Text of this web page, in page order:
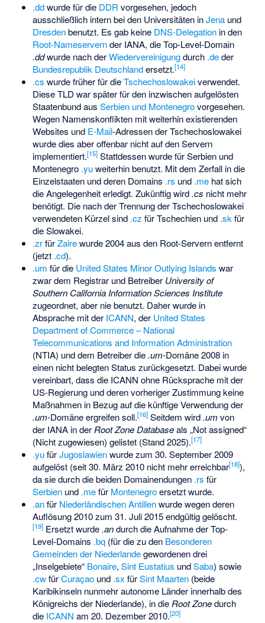
.ddwurde für die DDR vorgesehen, jedoch
ausschließlich intern bei den Universitäten inJenaund
Dresdenbenutzt. Es gab keine DNS-Delegationin den
Root-Nameservernder IANA, die Top-Level-Domain
.ddwurde nach derWiedervereinigungdurch .deder
Bundesrepublik Deutschlandersetzt.[14]
.cs wurde früher für dieTschechoslowakeiverwendet.
Diese TLD war später für den inzwischen aufgelösten
Staatenbund aus Serbien und Montenegrovorgesehen.
Wegen Namenskonflikten mit weiterhin existierenden
Websites und E-Mail-Adressen der Tschechoslowakei
wurde dies aber offenbar nicht auf den Servern
implementiert.[15]Stattdessen wurde für Serbien und
Montenegro .yuweiterhin benutzt. Mit dem Zerfall in die
Einzelstaaten und deren Domains .rs und .mehat sich
die Angelegenheit erledigt. Zukünftig wird.cs nicht mehr
benötigt. Die nach der Trennung der Tschechoslowakei
verwendeten Kürzel sind .cz für Tschechien und .sk für
die Slowakei.
.zrfürZairewurde 2004 aus den Root-Servern entfernt
(jetzt .cd).
.um für die United States Minor Outlying Islands war
zwar dem Registrar und Betreiber University of
Southern California Information Sciences Institute
zugeordnet, aber nie benutzt. Daher wurde in
Absprache mit der ICANN, der United States
Department of Commerce – National
Telecommunications and Information Administration
(NTIA) und dem Betreiber die.um-Domäne 2008 in
einen nicht belegten Status zurückgesetzt. Dabei wurde
vereinbart, dass die ICANN ohne Rücksprache mit der
US-Regierung und deren vorheriger Zustimmung keine
Maßnahmen in Bezug auf die künftige Verwendung der
.um-Domäne ergreifen soll.[16]Seitdem wird.um von
der IANA in der Root Zone Databaseals „Not assigned“
(Nicht zugewiesen) gelistet (Stand 2025).[17]
.yufürJugoslawienwurde zum 30. September 2009
aufgelöst (seit 30. März 2010 nicht mehr erreichbar[18]),
da sie durch die beiden Domainendungen .rs für
Serbienund .mefür Montenegroersetzt wurde.
.anfür Niederländischen Antillenwurde wegen deren
Auflösung 2010 zum 31. Juli 2015 endgültig gelöscht.
[19]Ersetzt wurde.andurch die Aufnahme der Top-
Level-Domains .bq(für die zu den Besonderen
Gemeinden der Niederlandegewordenen drei
„Inselgebiete“ Bonaire, Sint Eustatius undSaba) sowie
.cwfürCuraçaound .sx fürSint Maarten(beide
Karibikinseln nunmehr autonome Länder innerhalb des
Königreichs der Niederlande), in die Root Zonedurch
die ICANN am 20. Dezember 2010.[20]